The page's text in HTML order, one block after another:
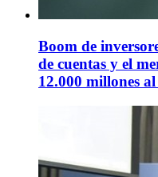
Boom de
de cuentas y el
12.000 millones